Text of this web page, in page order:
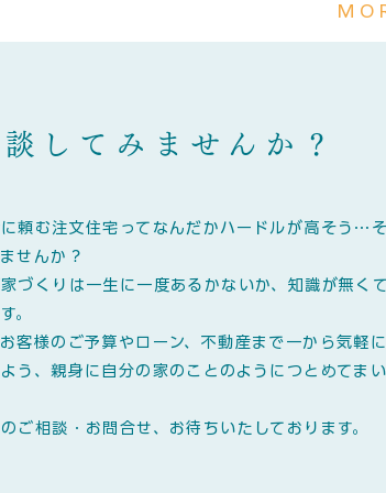
してみませんか？
頼む注文住宅ってなんだかハードルが高そう…そ
せんか？
づくりは一生に一度あるかないか、知識が無くて
。
客様のご予算やローン、不動産まで一から気軽に
う、親身に自分の家のことのようにつとめてまい
ご相談・お問合せ、お待ちいたしております。